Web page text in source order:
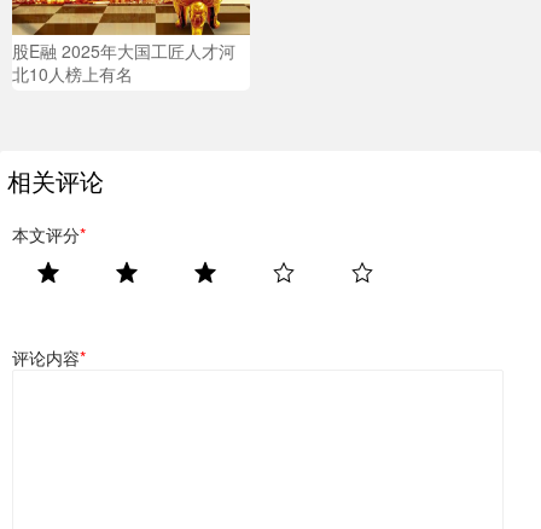
股E融 2025年大国工匠人才河
北10人榜上有名
相关评论
本文评分*
评论内容*